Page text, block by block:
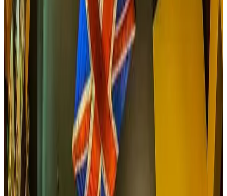
ofreciendo también, además de la excelente comida y
alojamiento un museo veredal y anticuario. Platos típicos
tradicionales del Tolima, de Colombia y algunos platos
gourmets. Almuerzos musicales en vivo y tertulias
musicales el ultimo viernes de cada mes a partir de las 7 pm
hasta las 12pm. para huéspedes hacemos senderismo
guiado a la cascada la Gonzales o cabalgatas con
anticipación, el servicio de hospedaje se atiende con o sin
alimentación.
Reservar